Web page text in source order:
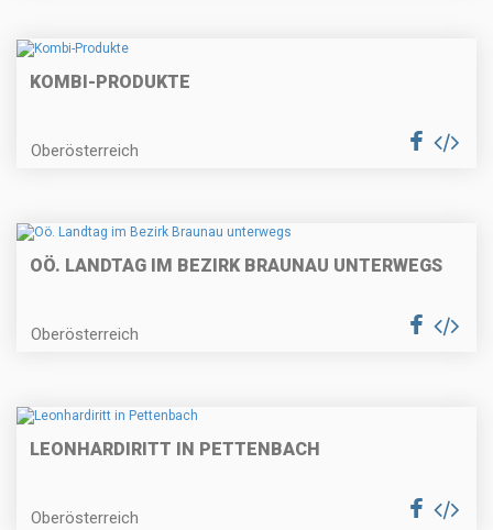
KOMBI-PRODUKTE
Oberösterreich
OÖ. LANDTAG IM BEZIRK BRAUNAU UNTERWEGS
Oberösterreich
LEONHARDIRITT IN PETTENBACH
Oberösterreich